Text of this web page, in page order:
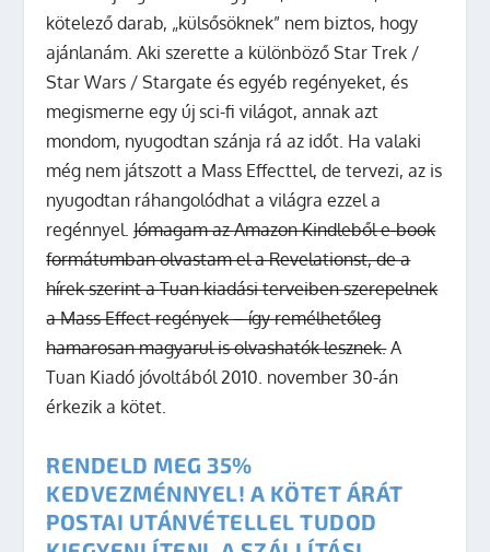
kötelező darab, „külsősöknek” nem biztos, hogy
ajánlanám. Aki szerette a különböző Star Trek /
Star Wars / Stargate és egyéb regényeket, és
megismerne egy új sci-fi világot, annak azt
mondom, nyugodtan szánja rá az időt. Ha valaki
még nem játszott a Mass Effecttel, de tervezi, az is
nyugodtan ráhangolódhat a világra ezzel a
regénnyel.Jómagam az Amazon Kindleből e-book
formátumban olvastam el a Revelationst, de a
hírek szerint a Tuan kiadási terveiben szerepelnek
a Mass Effect regények – így remélhetőleg
hamarosan magyarul is olvashatók lesznek.A
Tuan Kiadó jóvoltából 2010. november 30-án
érkezik a kötet.
RENDELD MEG 35%
KEDVEZMÉNNYEL! A KÖTET ÁRÁT
POSTAI UTÁNVÉTELLEL TUDOD